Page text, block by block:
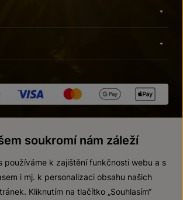
© 2026 ZNOVÍN ZNOJMO, a. s.
soukromí nám záleží
používáme k zajištění funkčnosti webu a s
i mj. k personalizaci obsahu našich
Kliknutím na tlačítko „Souhlasím“